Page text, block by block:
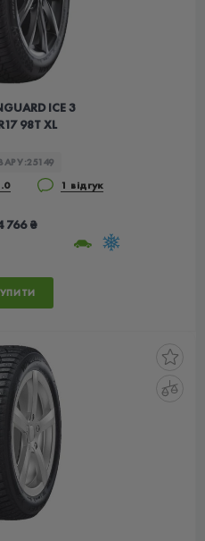
ICE 3
98T XL
25149
1 відгук
766 ₴